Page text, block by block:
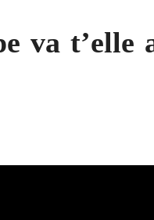
va t’elle